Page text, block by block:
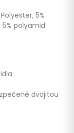
5%
5% polyamid
dvojitou